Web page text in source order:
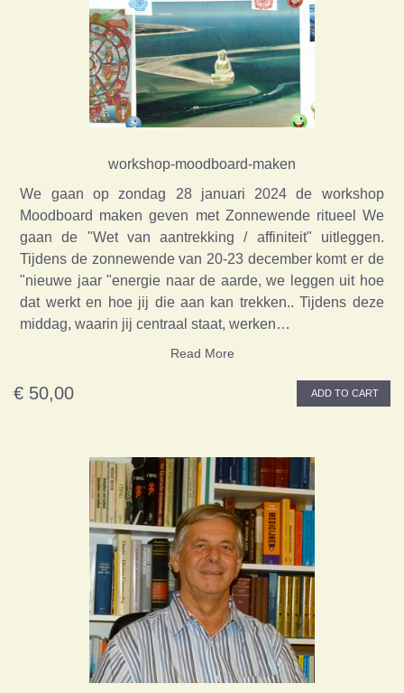
workshop-moodboard-maken
We gaan op zondag 28 januari 2024 de workshop
Moodboard maken geven met Zonnewende ritueel We
gaan de "Wet van aantrekking / affiniteit" uitleggen.
Tijdens de zonnewende van 20-23 december komt er de
"nieuwe jaar "energie naar de aarde, we leggen uit hoe
dat werkt en hoe jij die aan kan trekken.. Tijdens deze
middag, waarin jij centraal staat, werken…
Read More
€ 50,00 ADD TO CART